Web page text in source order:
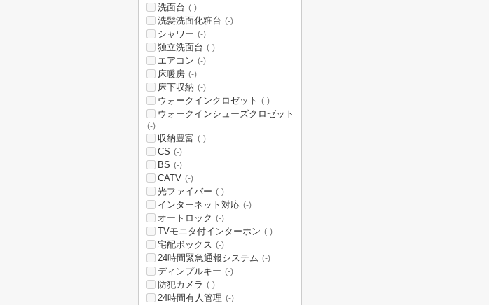
洗面台 (-)
洗髪洗面化粧台 (-)
シャワー (-)
独立洗面台 (-)
エアコン (-)
床暖房 (-)
床下収納 (-)
ウォークインクロゼット (-)
ウォークインシューズクロゼット
(-)
収納豊富 (-)
CS (-)
BS (-)
CATV (-)
光ファイバー (-)
インターネット対応 (-)
オートロック (-)
TVモニタ付インターホン (-)
宅配ボックス (-)
24時間緊急通報システム (-)
ディンプルキー (-)
防犯カメラ (-)
24時間有人管理 (-)